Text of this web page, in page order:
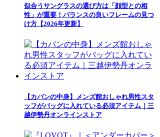
似合うサングラスの選び方は「顔型との相
性」が重要！バランスの良いフレームの見つ
け方【2026年更新】
【カバンの中身】メンズ館おしゃれ男性スタ
ッフがバッグに入れている必須アイテム｜三
越伊勢丹オンラインストア